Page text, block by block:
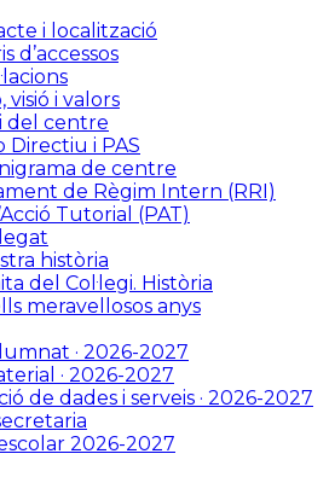
i localització
d’accessos
visió i valors
del centre
Directiu i PAS
de centre
de Règim Intern (RRI)
Tutorial (PAT)
història
del Col·legi. Història
meravellosos anys
· 2026-2027
· 2026-2027
de dades i serveis · 2026-2027
2026-2027